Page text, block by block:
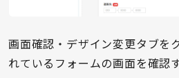
画面確認・デザイン変更タブを
れているフォームの画面を確認